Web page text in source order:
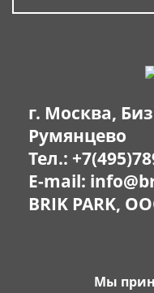
г. Москва,
Румянцево
Тел.:
E-mail:
BRIK PARK,
Мы